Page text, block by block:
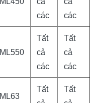
các
các
ML550
Tất
cả
các
Tất
cả
các
ML63
Tất
Tất